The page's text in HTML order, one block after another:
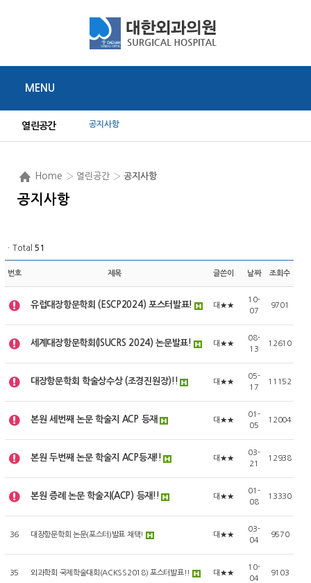
MENU
열린공간 공지사항
Home › 열린공간 › 공지사항
공지사항
ㆍTotal 51
번호 제목 글쓴이 날짜 조회수
유럽대장항문학회 (ESCP2024) 포스터발표! 대★★
10-
07
9701
세계대장항문학회(ISUCRS 2024) 논문발표! 대★★
08-
13
12610
대장항문학회 학술상수상 (조경진원장)!! 대★★
05-
17
11152
본원 세번째 논문 학술지 ACP 등재 대★★
01-
05
12004
본원 두번째 논문 학술지 ACP등재!! 대★★
03-
21
12938
본원 증례 논문 학술지(ACP) 등재!! 대★★
01-
08
13330
36 대장항문학회 논문(포스터)발표 채택! 대★★
03-
04
9570
35 외과학회 국제학술대회(ACKSS2018) 포스터발표!! 대★★
10-
04
9103